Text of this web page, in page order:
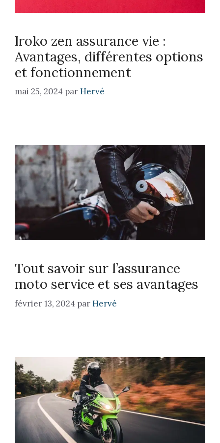
Iroko zen assurance vie :
Avantages, différentes options
et fonctionnement
mai 25, 2024 parHervé
Tout savoir sur l’assurance
moto service et ses avantages
février 13, 2024 parHervé